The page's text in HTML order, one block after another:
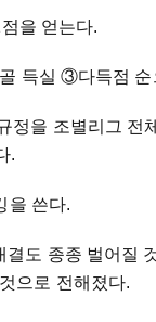
을 얻는다.
득실 ③다득점 순
정을 조별리그 전
.
을 쓴다.
도 종종 벌어질
으로 전해졌다.